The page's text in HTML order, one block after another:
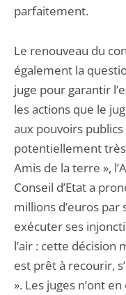
parfaitement.
Le renouveau du
également la
juge pour garantir
les actions que le
aux pouvoirs
potentiellement très
Amis de la terre »,
Conseil d’Etat a
millions d’euros par
exécuter ses
l’air : cette
est prêt à recourir,
». Les juges n’ont